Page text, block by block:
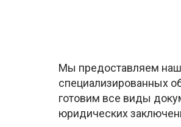
Мы предоставляем
специализированных
готовим все виды
юридических